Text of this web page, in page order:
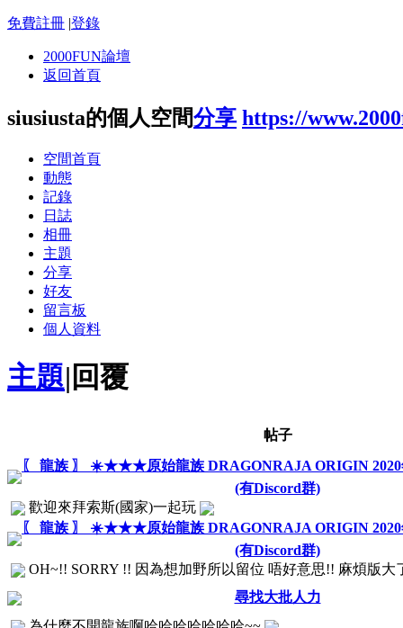
免費註冊 |登錄
2000FUN論壇
返回首頁
siusiusta的個人空間分享 https://
空間首頁
動態
記錄
日誌
相冊
主題
分享
好友
留言板
個人資料
主題| 回覆
帖子
〖 龍族 〗 ☀️★★★原始龍族 DRAGONRAJA ORIGIN
(有Discord群)
歡迎來拜索斯(國家)一起玩
〖 龍族 〗 ☀️★★★原始龍族 DRAGONRAJA ORIGIN
(有Discord群)
OH~!! SORRY !! 因為想加野所以留位 唔好意思!! 麻煩版
尋找大批人力